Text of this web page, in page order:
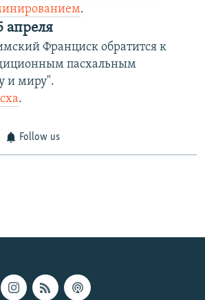
.
апреля
Франциск обратится к
пасхальным
и миру".
.
Follow us